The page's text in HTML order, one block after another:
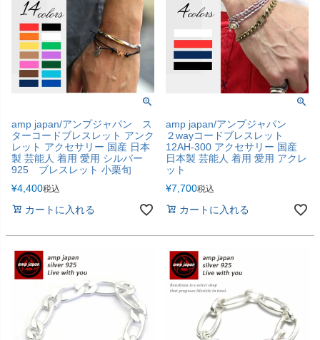
amp japan/アンプジャパン ス
ターコードブレスレット アンク
レット アクセサリー 国産 日本
製 芸能人 着用 愛用 シルバー
925 ブレスレット 小栗旬
¥4,400税込
カートに入れる
amp japan/アンプジャパン
２wayコードブレスレット
12AH-300 アクセサリー 国産
日本製 芸能人 着用 愛用 アクレ
ット
¥7,700税込
カートに入れる